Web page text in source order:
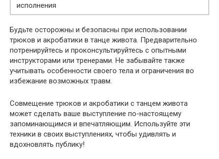
исполнения
Будьте осторожны и безопасны при использовании
трюков и акробатики в танце живота. Предварительно
потренируйтесь и проконсультируйтесь с опытными
инструкторами или тренерами. Не забывайте также
учитывать особенности своего тела и ограничения во
избежание возможных травм.
Совмещение трюков и акробатики с танцем живота
может сделать ваше выступление по-настоящему
запоминающимся и впечатляющим. Используйте эти
техники в своих выступлениях, чтобы удивлять и
вдохновлять публику!